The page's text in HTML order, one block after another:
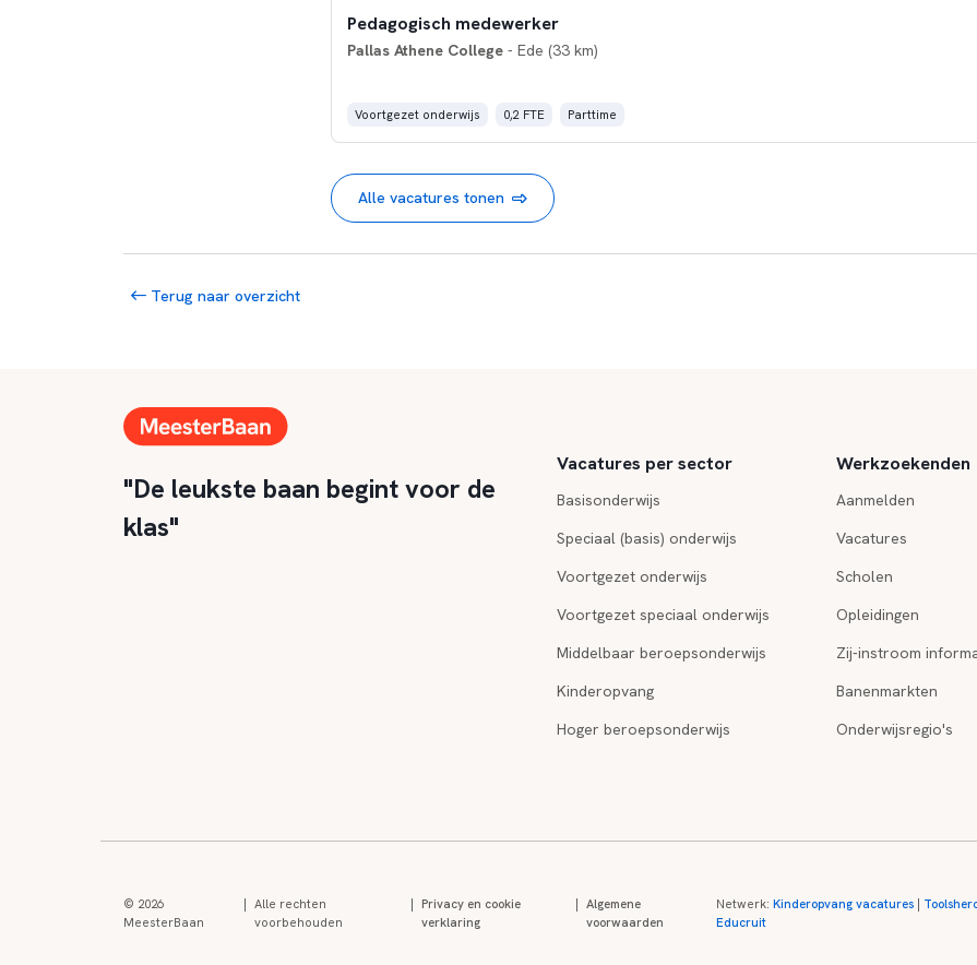
Pedagogisch medewerker
Pallas Athene College- Ede (33 km)
Voortgezet onderwijs 0,2 FTE Parttime
Alle vacatures tonen
Terug naar overzicht
"De leukste baan begint voor de
klas"
Vacatures per sector
Basisonderwijs
Speciaal (basis) onderwijs
Voortgezet onderwijs
Voortgezet speciaal onderwijs
Middelbaar beroepsonderwijs
Kinderopvang
Hoger beroepsonderwijs
Werkzoekenden
Aanmelden
Vacatures
Scholen
Opleidingen
Zij-instroom
Banenmarkten
Onderwijsregio's
© 2026
MeesterBaan
Alle rechten
voorbehouden
Privacy en cookie
verklaring
Algemene
voorwaarden
Netwerk: Kinderopvang vacatures|
Educruit